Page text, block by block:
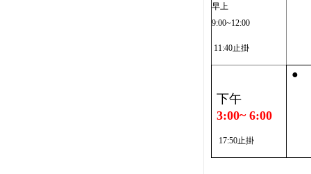
早上
9:00~12:00
11:40止掛
下午
3:00~ 6:00
17:50止掛
●